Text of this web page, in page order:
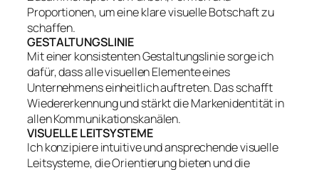
Proportionen, um eine klare visuelle Botschaft zu
schaffen.
GESTALTUNGSLINIE
Mit einer konsistenten Gestaltungslinie sorge ich
dafür, dass alle visuellen Elemente eines
Unternehmens einheitlich auftreten. Das schafft
Wiedererkennung und stärkt die Markenidentität in
allen Kommunikationskanälen.
VISUELLE LEITSYSTEME
Ich konzipiere intuitive und ansprechende visuelle
Leitsysteme, die Orientierung bieten und die